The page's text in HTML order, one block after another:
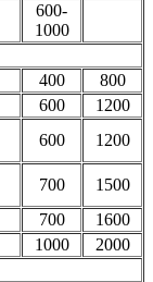
600-
1000
400
800
600
1200
600
1200
700
1500
700
1600
1000
2000